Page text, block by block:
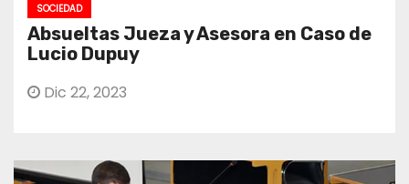
SOCIEDAD
Absueltas Jueza y Asesora en Caso de
Lucio Dupuy
Dic 22, 2023